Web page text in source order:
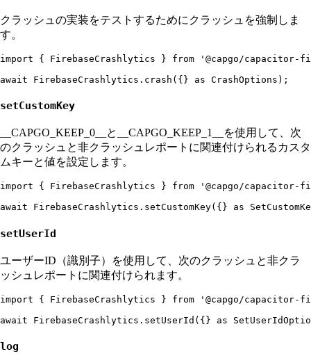
クラッシュの実装をテストするためにクラッシュを強制しま
す。
import { FirebaseCrashlytics } from '@capgo/
setCustomKey
__CAPGO_KEEP_0__と__CAPGO_KEEP_1__を使用して、次
のクラッシュと非クラッシュレポートに関連付けられるカスタ
ムキーと値を設定します。
import { FirebaseCrashlytics } from '@capgo/
setUserId
ユーザーID（識別子）を使用して、次のクラッシュと非クラ
ッシュレポートに関連付けられます。
import { FirebaseCrashlytics } from '@capgo/
log